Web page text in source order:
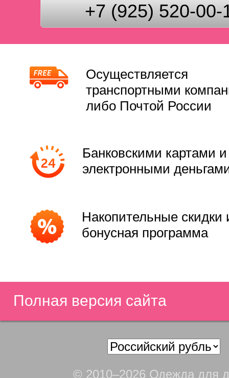
+7 (925) 520-00-
Осуществляется
транспортными
либо Почтой России
Банковскими картами и
электронными
Накопительные скидки
бонусная программа
Полная версия сайта
© 2010–2026 Одежда для